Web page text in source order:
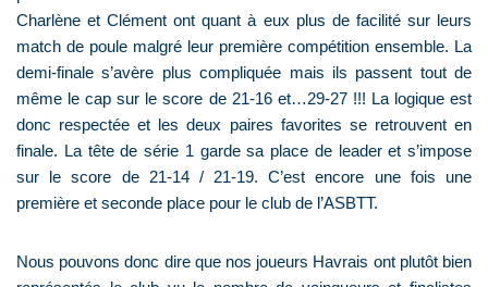
Charlène et Clément ont quant à eux plus de facilité sur leurs
match de poule malgré leur première compétition ensemble. La
demi-finale s’avère plus compliquée mais ils passent tout de
même le cap sur le score de 21-16 et…29-27 !!! La logique est
donc respectée et les deux paires favorites se retrouvent en
finale. La tête de série 1 garde sa place de leader et s’impose
sur le score de 21-14 / 21-19. C’est encore une fois une
première et seconde place pour le club de l’ASBTT.
Nous pouvons donc dire que nos joueurs Havrais ont plutôt bien